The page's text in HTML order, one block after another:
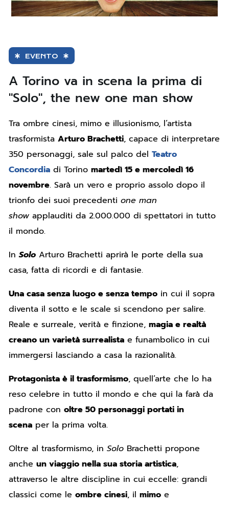
EVENTO
A Torino va in scena la prima di
"Solo", the new one man show
Tra ombre cinesi, mimo e illusionismo, l’artista
trasformistaArturo Brachetti, capace di interpretare
350 personaggi, sale sul palco delTeatro
Concordia di Torinomartedì 15 e mercoledì 16
novembre. Sarà un vero e proprio assolo dopo il
trionfo dei suoi precedentione man
show applauditi da 2.000.000 di spettatori in tutto
il mondo.
InSolo Arturo Brachetti aprirà le porte della sua
casa, fatta di ricordi e di fantasie.
Una casa senza luogo e senza tempo in cui il sopra
diventa il sotto e le scale si scendono per salire.
Reale e surreale, verità e finzione,magia e realtà
creano un varietà surrealista e funambolico in cui
immergersi lasciando a casa la razionalità.
Protagonista è il trasformismo, quell’arte che lo ha
reso celebre in tutto il mondo e che qui la farà da
padrone conoltre 50 personaggi portati in
scena per la prima volta.
Oltre al trasformismo, inSolo Brachetti propone
ancheun viaggio nella sua storia artistica,
attraverso le altre discipline in cui eccelle: grandi
classici come leombre cinesi, ilmimo e